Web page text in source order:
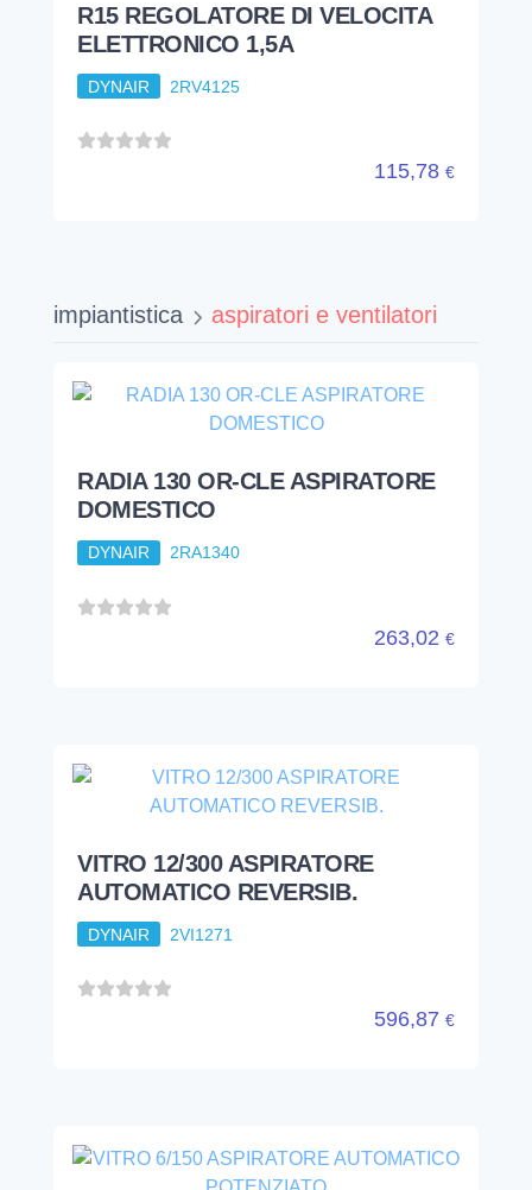
R15 REGOLATORE DI VELOCITA
ELETTRONICO 1,5A
DYNAIR 2RV4125
115,78 €
impiantistica aspiratori e ventilatori
RADIA 130 OR-CLE ASPIRATORE
DOMESTICO
DYNAIR 2RA1340
263,02 €
VITRO 12/300 ASPIRATORE
AUTOMATICO REVERSIB.
DYNAIR 2VI1271
596,87 €